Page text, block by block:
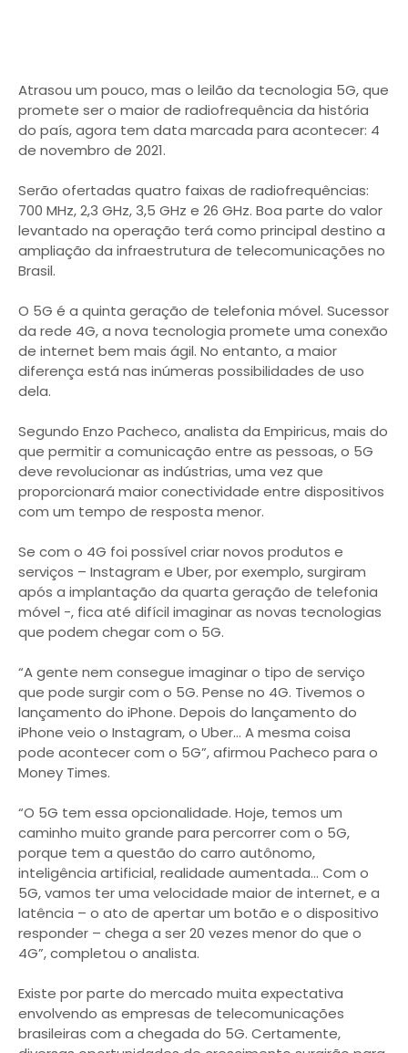
Atrasou um pouco, mas o leilão da tecnologia 5G, que
promete ser o maior de radiofrequência da história
do país, agora tem data marcada para acontecer: 4
de novembro de 2021.
Serão ofertadas quatro faixas de radiofrequências:
700 MHz, 2,3 GHz, 3,5 GHz e 26 GHz. Boa parte do valor
levantado na operação terá como principal destino a
ampliação da infraestrutura de telecomunicações no
Brasil.
O 5G é a quinta geração de telefonia móvel. Sucessor
da rede 4G, a nova tecnologia promete uma conexão
de internet bem mais ágil. No entanto, a maior
diferença está nas inúmeras possibilidades de uso
dela.
Segundo Enzo Pacheco, analista da Empiricus, mais do
que permitir a comunicação entre as pessoas, o 5G
deve revolucionar as indústrias, uma vez que
proporcionará maior conectividade entre dispositivos
com um tempo de resposta menor.
Se com o 4G foi possível criar novos produtos e
serviços – Instagram e Uber, por exemplo, surgiram
após a implantação da quarta geração de telefonia
móvel -, fica até difícil imaginar as novas tecnologias
que podem chegar com o 5G.
“A gente nem consegue imaginar o tipo de serviço
que pode surgir com o 5G. Pense no 4G. Tivemos o
lançamento do iPhone. Depois do lançamento do
iPhone veio o Instagram, o Uber… A mesma coisa
pode acontecer com o 5G”, afirmou Pacheco para o
Money Times.
“O 5G tem essa opcionalidade. Hoje, temos um
caminho muito grande para percorrer com o 5G,
porque tem a questão do carro autônomo,
inteligência artificial, realidade aumentada… Com o
5G, vamos ter uma velocidade maior de internet, e a
latência – o ato de apertar um botão e o dispositivo
responder – chega a ser 20 vezes menor do que o
4G”, completou o analista.
Existe por parte do mercado muita expectativa
envolvendo as empresas de telecomunicações
brasileiras com a chegada do 5G. Certamente,